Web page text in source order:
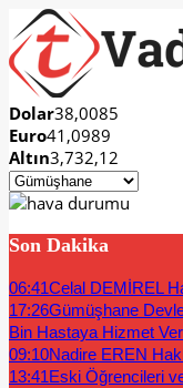
Dolar38,0085
Euro41,0989
Altın3,732,12
Son Dakika
06:41Celal DEMİREL
17:26Gümüşhane
Bin Hastaya Hizmet
09:10Nadire EREN
13:41Eski Öğrencileri